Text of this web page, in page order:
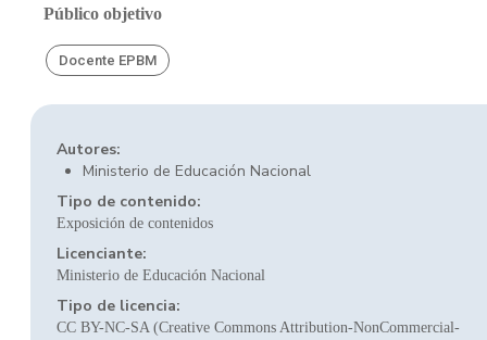
Público objetivo
Docente EPBM
Autores:
Ministerio de Educación Nacional
Tipo de contenido:
Exposición de contenidos
Licenciante:
Ministerio de Educación Nacional
Tipo de licencia:
CC BY-NC-SA (Creative Commons Attribution-NonCommercial-